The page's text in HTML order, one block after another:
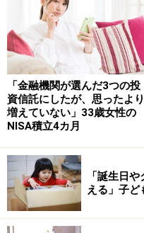
ニーシーの優待券」。
で、東京ディズニーシ
テレビのニュースを見
持ち続けていて、所有
「子どもが小さいときは
使って遊びに行って思い
もが友達と遊びに行く
好きでずっと持ち続ける
「自分が利用する
うか確認する」
「金融機関が選んだ3つの投
資信託にしたが、思ったより
増えていない」33歳女性の
NISA積立4カ月
「誕生日
える」子